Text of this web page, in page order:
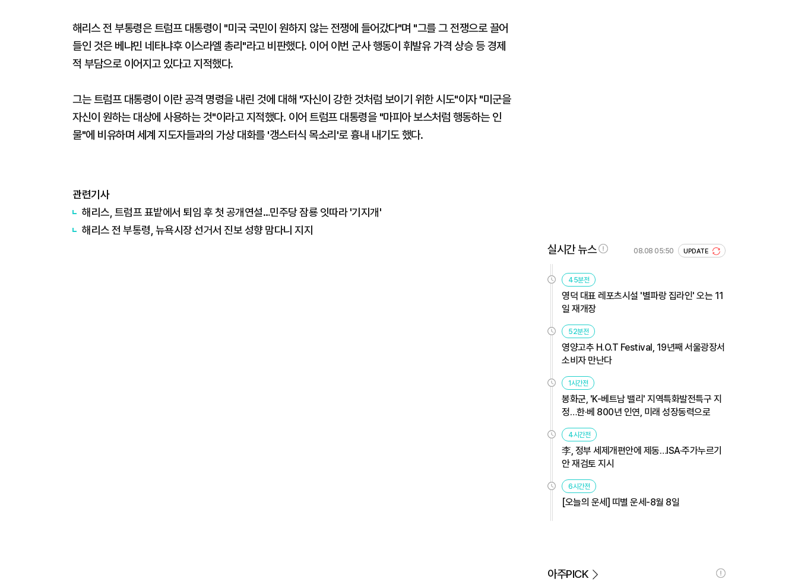
해리스 전 부통령은 트럼프 대통령이 "미국 국민이 원하지 않는 전쟁에 들어갔다"며 "그를 그 전쟁으로 끌어
들인 것은 베냐민 네타냐후 이스라엘 총리"라고 비판했다. 이어 이번 군사 행동이 휘발유 가격 상승 등 경제
적 부담으로 이어지고 있다고 지적했다.
그는 트럼프 대통령이 이란 공격 명령을 내린 것에 대해 "자신이 강한 것처럼 보이기 위한 시도"이자 "미군을
자신이 원하는 대상에 사용하는 것"이라고 지적했다. 이어 트럼프 대통령을 "마피아 보스처럼 행동하는 인
물"에 비유하며 세계 지도자들과의 가상 대화를 '갱스터식 목소리'로 흉내 내기도 했다.
관련기사
해리스, 트럼프 표밭에서 퇴임 후 첫 공개연설…민주당 잠룡 잇따라 '기지개'
해리스 전 부통령, 뉴욕시장 선거서 진보 성향 맘다니 지지
실시간 뉴스 08.08 05:50 UPDATE
45분전
영덕 대표 레포츠시설 '별파랑 집라인' 오는 11
일 재개장
52분전
영양고추 H.O.T Festival, 19년째 서울광장서
소비자 만난다
1시간전
봉화군, 'K-베트남 밸리' 지역특화발전특구 지
정…한·베 800년 인연, 미래 성장동력으로
4시간전
李, 정부 세제개편안에 제동…ISA·주가누르기
안 재검토 지시
6시간전
[오늘의 운세] 띠별 운세-8월 8일
아주PICK